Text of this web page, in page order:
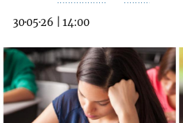
30·05·26 14:00